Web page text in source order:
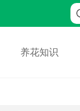
养花知识